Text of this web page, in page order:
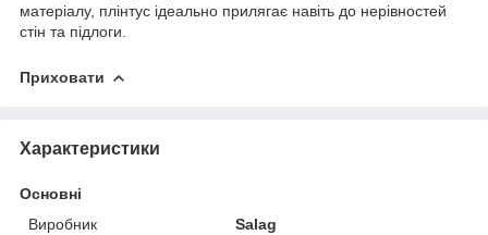
матеріалу, плінтус ідеально прилягає навіть до нерівностей
стін та підлоги.
Приховати
Характеристики
Основні
Виробник
Salag